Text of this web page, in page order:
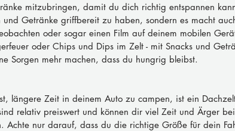
mitzubringen, damit du dich richtig entspannen
und Getränke griffbereit zu haben, sondern es macht
oder sogar einen Film auf deinem mobilen
oder Chips und Dips im Zelt - mit Snacks und
Sorgen mehr machen, dass du hungrig bleibst.
längere Zeit in deinem Auto zu campen, ist ein
relativ preiswert und können dir viel Zeit und Ärger
Achte nur darauf, dass du die richtige Größe für dein